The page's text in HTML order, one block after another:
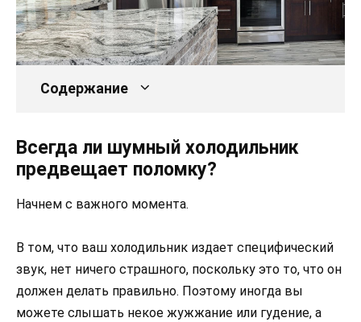
Содержание
Всегда ли шумный холодильник
предвещает поломку?
Начнем с важного момента.
В том, что ваш холодильник издает специфический
звук, нет ничего страшного, поскольку это то, что он
должен делать правильно. Поэтому иногда вы
можете слышать некое жужжание или гудение, а